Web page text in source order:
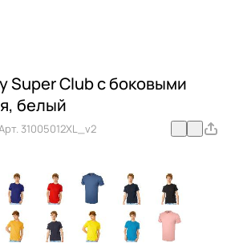
Super Club с боковыми
белый
31005012XL_v2